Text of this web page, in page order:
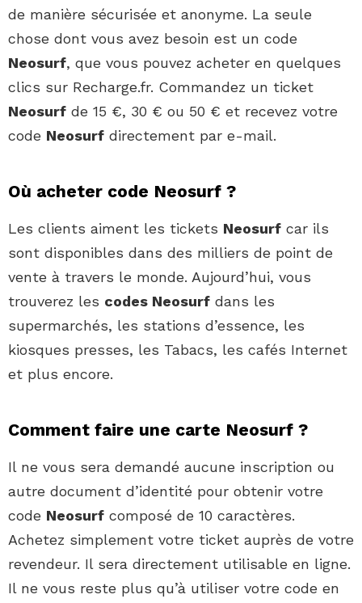
de manière sécurisée et anonyme. La seule
chose dont vous avez besoin est un code
Neosurf, que vous pouvez acheter en quelques
clics sur Recharge.fr. Commandez un ticket
Neosurf de 15 €, 30 € ou 50 € et recevez votre
code Neosurf directement par e-mail.
Où acheter code Neosurf ?
Les clients aiment les tickets Neosurf car ils
sont disponibles dans des milliers de point de
vente à travers le monde. Aujourd’hui, vous
trouverez les codes Neosurf dans les
supermarchés, les stations d’essence, les
kiosques presses, les Tabacs, les cafés Internet
et plus encore.
Comment faire une carte Neosurf ?
Il ne vous sera demandé aucune inscription ou
autre document d’identité pour obtenir votre
code Neosurf composé de 10 caractères.
Achetez simplement votre ticket auprès de votre
revendeur. Il sera directement utilisable en ligne.
Il ne vous reste plus qu’à utiliser votre code en